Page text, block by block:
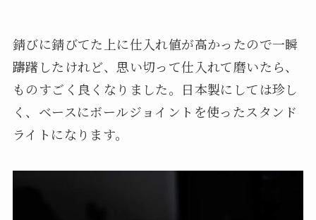
錆びに錆びてた上に仕入れ値が高かったので一瞬
躊躇したけれど、思い切って仕入れて磨いたら、
ものすごく良くなりました。日本製にしては珍し
く、ベースにボールジョイントを使ったスタンド
ライトになります。